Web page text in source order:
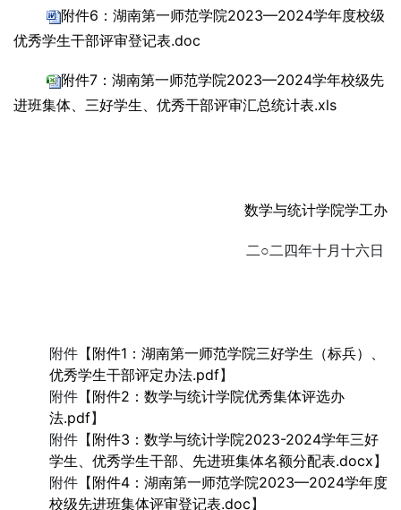
附件6：湖南第一师范学院2023—2024学年度校级
优秀学生干部评审登记表.doc
附件7：湖南第一师范学院2023—2024学年校级先
进班集体、三好学生、优秀干部评审汇总统计表.xls
数学与统计学院学工办
二○二四年十月十六日
附件【附件1：湖南第一师范学院三好学生（标兵）、
优秀学生干部评定办法.pdf】
附件【附件2：数学与统计学院优秀集体评选办
法.pdf】
附件【附件3：数学与统计学院2023-2024学年三好
学生、优秀学生干部、先进班集体名额分配表.docx】
附件【附件4：湖南第一师范学院2023—2024学年度
校级先进班集体评审登记表.doc】